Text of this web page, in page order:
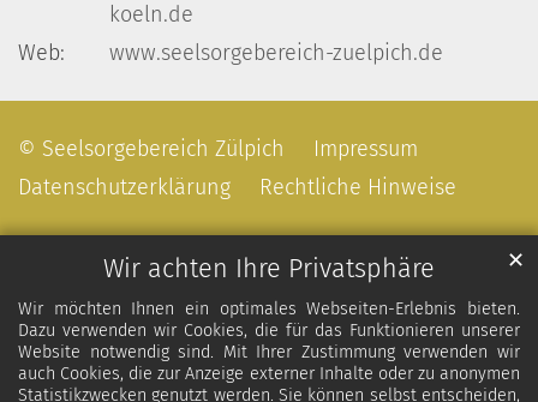
Wir achten Ihre Privatsphäre
Wir möchten Ihnen ein optimales Webseiten-Erlebnis bieten.
Dazu verwenden wir Cookies, die für das Funktionieren unserer
Website notwendig sind. Mit Ihrer Zustimmung verwenden wir
auch Cookies, die zur Anzeige externer Inhalte oder zu anonymen
Statistikzwecken genutzt werden. Sie können selbst entscheiden,
✕
koeln.de
Web:
www.seelsorgebereich-zuelpich.de
© Seelsorgebereich Zülpich
Impressum
Datenschutzerklärung
Rechtliche Hinweise